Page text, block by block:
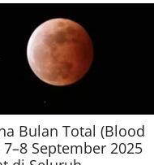
Bulan Total (Blood
September 2025